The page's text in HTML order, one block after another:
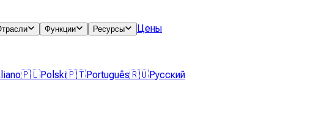
Функции Ресурсы Цены
🇵🇱Polski🇵🇹Português🇷🇺Русский